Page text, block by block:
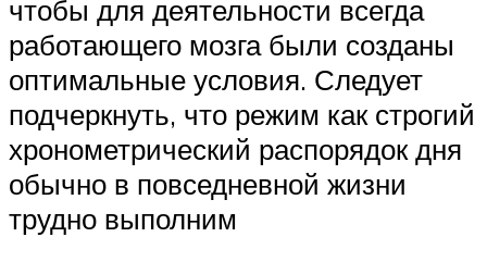
чтобы для деятельности всегда
работающего мозга были созданы
оптимальные условия. Следует
подчеркнуть, что режим как строгий
хронометрический распорядок дня
обычно в повседневной жизни
трудно выполним